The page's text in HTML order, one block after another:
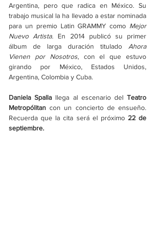
Argentina, pero que radica en México. Su
trabajo musical la ha llevado a estar nominada
para un premio Latin GRAMMY como Mejor
Nuevo Artista. En 2014 publicó su primer
álbum de larga duración titulado Ahora
Vienen por Nosotros, con el que estuvo
girando por México, Estados Unidos,
Argentina, Colombia y Cuba.
Daniela Spalla llega al escenario del Teatro
Metropólitan con un concierto de ensueño.
Recuerda que la cita será el próximo 22 de
septiembre.